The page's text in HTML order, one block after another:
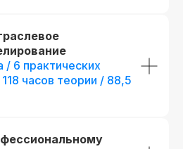
/ 6 практических
часов теории / 88,5